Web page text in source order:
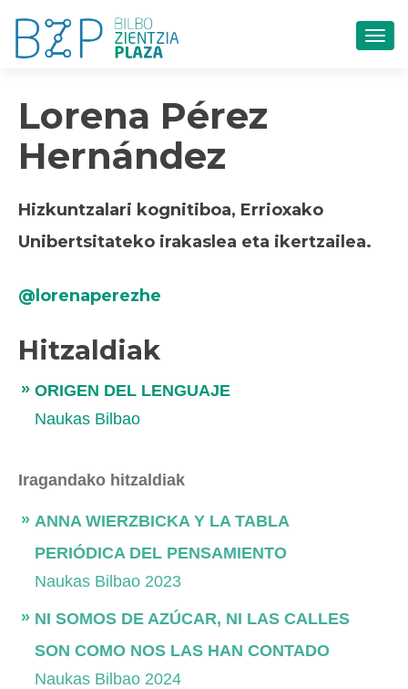
Lorena Pérez
Hernández
Hizkuntzalari kognitiboa, Errioxako
Unibertsitateko irakaslea eta ikertzailea.
@lorenaperezhe
Hitzaldiak
ORIGEN DEL LENGUAJE
Naukas Bilbao
Iragandako hitzaldiak
ANNA WIERZBICKA Y LA TABLA
PERIÓDICA DEL PENSAMIENTO
Naukas Bilbao 2023
NI SOMOS DE AZÚCAR, NI LAS CALLES
SON COMO NOS LAS HAN CONTADO
Naukas Bilbao 2024